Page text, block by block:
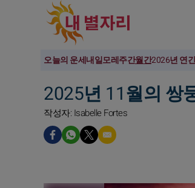
오늘의 운세내일모레주간월간2026년 연
2025년 11월의 쌍
작성자: Isabelle Fortes